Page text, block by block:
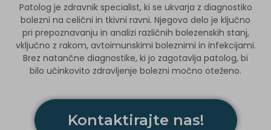
Patolog je zdravnik specialist, ki se ukvarja z diagnostiko
bolezni na celični in tkivni ravni. Njegovo delo je ključno
pri prepoznavanju in analizi različnih bolezenskih stanj,
vključno z rakom, avtoimunskimi boleznimi in infekcijami.
Brez natančne diagnostike, ki jo zagotavlja patolog, bi
bilo učinkovito zdravljenje bolezni močno oteženo.
Kontaktirajte nas!